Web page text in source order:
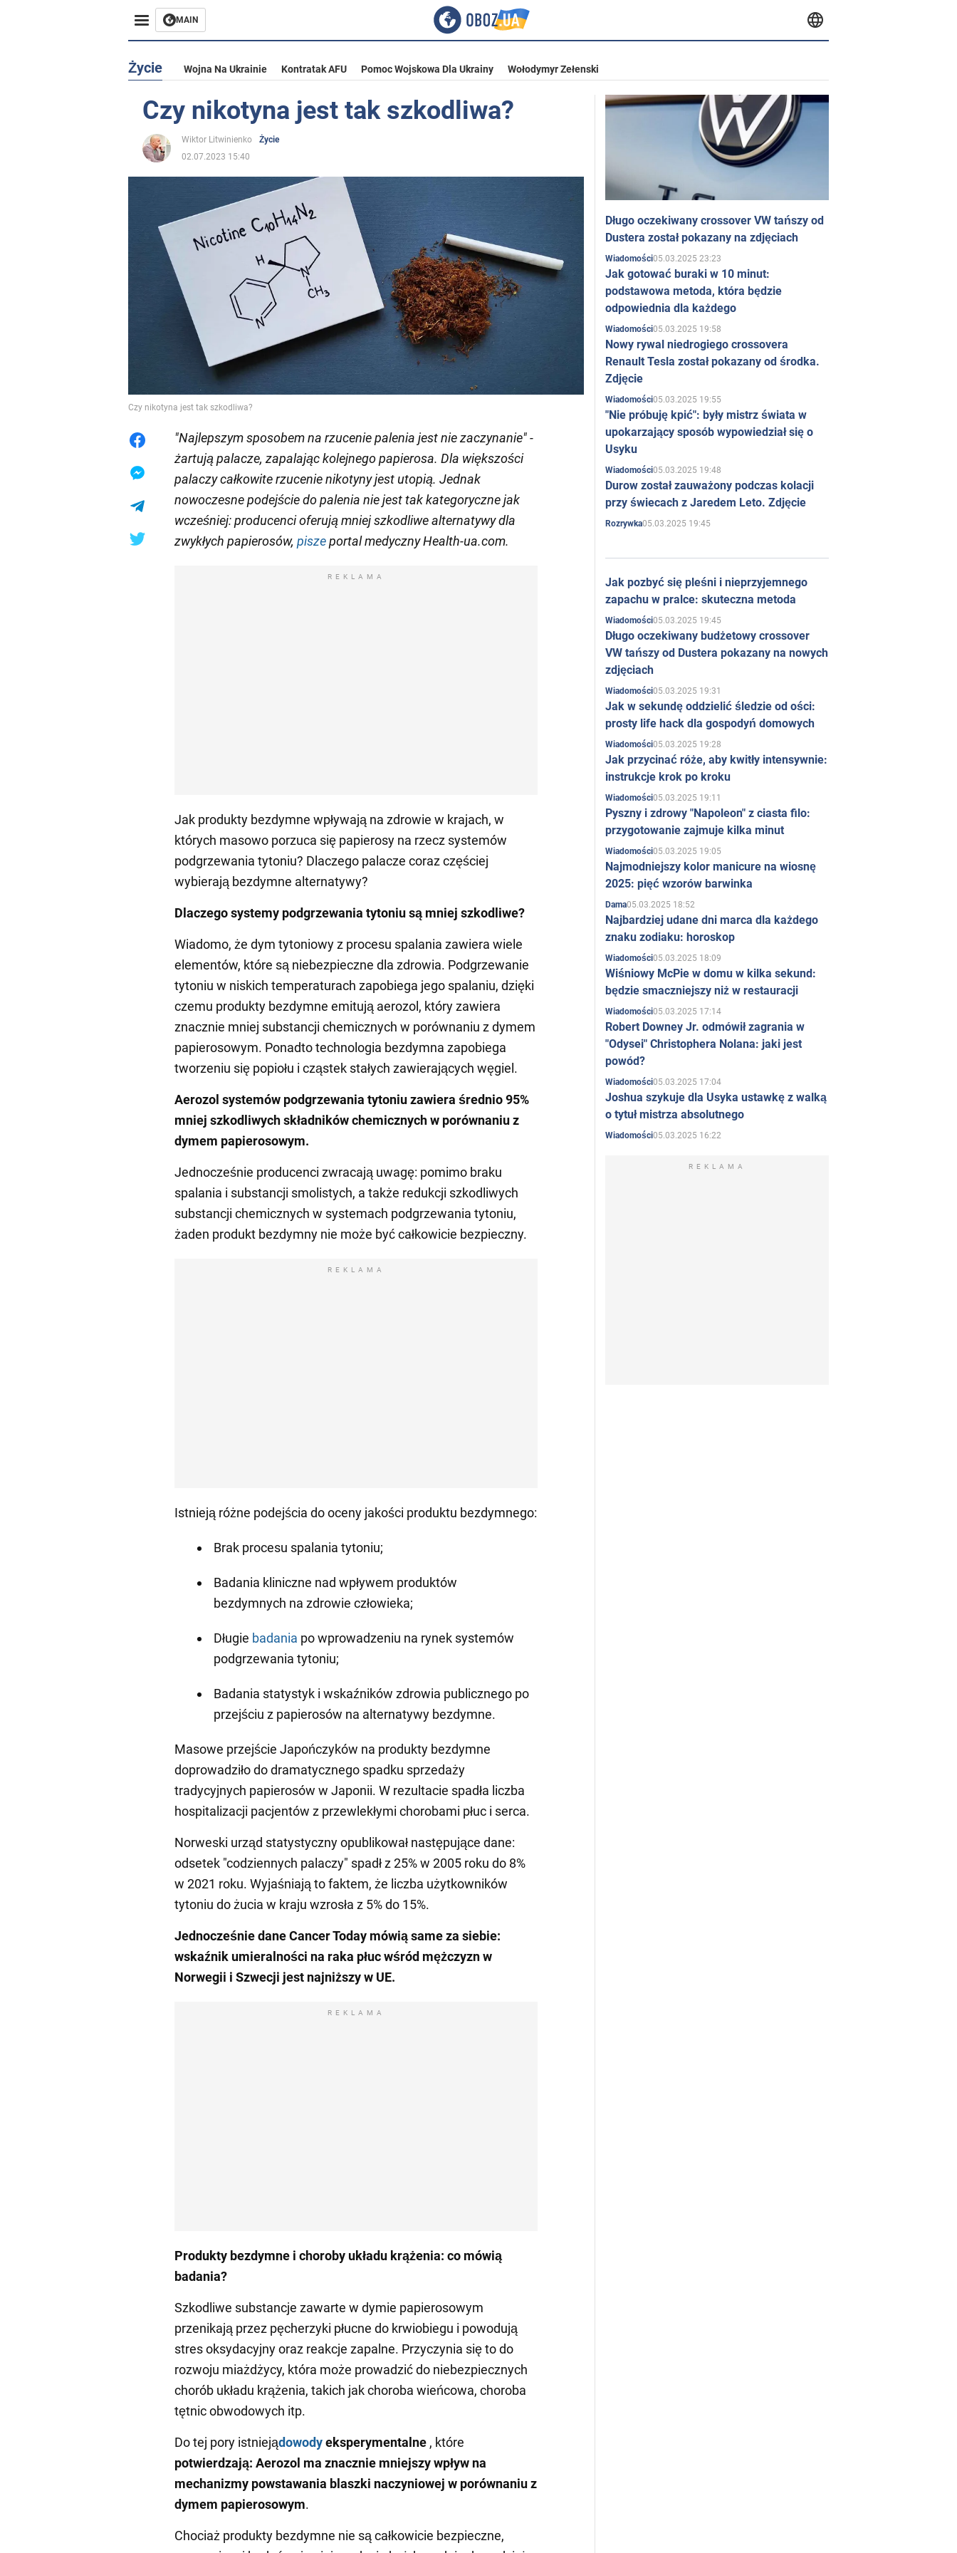
MAIN
Życie Wojna Na Ukrainie Kontratak AFU Pomoc Wojskowa Dla Ukrainy Wołodymyr Zełenski
Czy nikotyna jest tak szkodliwa?
Wiktor Litwinienko
Życie
02.07.2023 15:40
Czy nikotyna jest tak szkodliwa?
"Najlepszym sposobem na rzucenie palenia jest nie zaczynanie" -
żartują palacze, zapalając kolejnego papierosa. Dla większości
palaczy całkowite rzucenie nikotyny jest utopią. Jednak
nowoczesne podejście do palenia nie jest tak kategoryczne jak
wcześniej: producenci oferują mniej szkodliwe alternatywy dla
zwykłych papierosów, piszeportal medyczny Health-ua.com.
REKLAMA
Jak produkty bezdymne wpływają na zdrowie w krajach, w
których masowo porzuca się papierosy na rzecz systemów
podgrzewania tytoniu? Dlaczego palacze coraz częściej
wybierają bezdymne alternatywy?
Dlaczego systemy podgrzewania tytoniu są mniej szkodliwe?
Wiadomo, że dym tytoniowy z procesu spalania zawiera wiele
elementów, które są niebezpieczne dla zdrowia. Podgrzewanie
tytoniu w niskich temperaturach zapobiega jego spalaniu, dzięki
czemu produkty bezdymne emitują aerozol, który zawiera
znacznie mniej substancji chemicznych w porównaniu z dymem
papierosowym. Ponadto technologia bezdymna zapobiega
tworzeniu się popiołu i cząstek stałych zawierających węgiel.
Aerozol systemów podgrzewania tytoniu zawiera średnio 95%
mniej szkodliwych składników chemicznych w porównaniu z
dymem papierosowym.
Jednocześnie producenci zwracają uwagę: pomimo braku
spalania i substancji smolistych, a także redukcji szkodliwych
substancji chemicznych w systemach podgrzewania tytoniu,
żaden produkt bezdymny nie może być całkowicie bezpieczny.
REKLAMA
Istnieją różne podejścia do oceny jakości produktu bezdymnego:
Brak procesu spalania tytoniu;
Badania kliniczne nad wpływem produktów
bezdymnych na zdrowie człowieka;
Długie badania po wprowadzeniu na rynek systemów
podgrzewania tytoniu;
Badania statystyk i wskaźników zdrowia publicznego po
przejściu z papierosów na alternatywy bezdymne.
Masowe przejście Japończyków na produkty bezdymne
doprowadziło do dramatycznego spadku sprzedaży
tradycyjnych papierosów w Japonii. W rezultacie spadła liczba
hospitalizacji pacjentów z przewlekłymi chorobami płuc i serca.
Norweski urząd statystyczny opublikował następujące dane:
odsetek "codziennych palaczy" spadł z 25% w 2005 roku do 8%
w 2021 roku. Wyjaśniają to faktem, że liczba użytkowników
tytoniu do żucia w kraju wzrosła z 5% do 15%.
Jednocześnie dane Cancer Today mówią same za siebie:
wskaźnik umieralności na raka płuc wśród mężczyzn w
Norwegii i Szwecji jest najniższy w UE.
REKLAMA
Produkty bezdymne i choroby układu krążenia: co mówią
badania?
Szkodliwe substancje zawarte w dymie papierosowym
przenikają przez pęcherzyki płucne do krwiobiegu i powodują
stres oksydacyjny oraz reakcje zapalne. Przyczynia się to do
rozwoju miażdżycy, która może prowadzić do niebezpiecznych
chorób układu krążenia, takich jak choroba wieńcowa, choroba
tętnic obwodowych itp.
Do tej pory istniejądowodyeksperymentalne , które
potwierdzają: Aerozol ma znacznie mniejszy wpływ na
mechanizmy powstawania blaszki naczyniowej w porównaniu z
dymem papierosowym.
Chociaż produkty bezdymne nie są całkowicie bezpieczne,
Długo oczekiwany crossover VW tańszy od
Dustera został pokazany na zdjęciach
Wiadomości05.03.2025 23:23
Jak gotować buraki w 10 minut:
podstawowa metoda, która będzie
odpowiednia dla każdego
Wiadomości05.03.2025 19:58
Nowy rywal niedrogiego crossovera
Renault Tesla został pokazany od środka.
Zdjęcie
Wiadomości05.03.2025 19:55
"Nie próbuję kpić": były mistrz świata w
upokarzający sposób wypowiedział się o
Usyku
Wiadomości05.03.2025 19:48
Durow został zauważony podczas kolacji
przy świecach z Jaredem Leto. Zdjęcie
Rozrywka05.03.2025 19:45
Jak pozbyć się pleśni i nieprzyjemnego
zapachu w pralce: skuteczna metoda
Wiadomości05.03.2025 19:45
Długo oczekiwany budżetowy crossover
VW tańszy od Dustera pokazany na nowych
zdjęciach
Wiadomości05.03.2025 19:31
Jak w sekundę oddzielić śledzie od ości:
prosty life hack dla gospodyń domowych
Wiadomości05.03.2025 19:28
Jak przycinać róże, aby kwitły intensywnie:
instrukcje krok po kroku
Wiadomości05.03.2025 19:11
Pyszny i zdrowy "Napoleon" z ciasta filo:
przygotowanie zajmuje kilka minut
Wiadomości05.03.2025 19:05
Najmodniejszy kolor manicure na wiosnę
2025: pięć wzorów barwinka
Dama05.03.2025 18:52
Najbardziej udane dni marca dla każdego
znaku zodiaku: horoskop
Wiadomości05.03.2025 18:09
Wiśniowy McPie w domu w kilka sekund:
będzie smaczniejszy niż w restauracji
Wiadomości05.03.2025 17:14
Robert Downey Jr. odmówił zagrania w
"Odysei" Christophera Nolana: jaki jest
powód?
Wiadomości05.03.2025 17:04
Joshua szykuje dla Usyka ustawkę z walką
o tytuł mistrza absolutnego
Wiadomości05.03.2025 16:22
REKLAMA